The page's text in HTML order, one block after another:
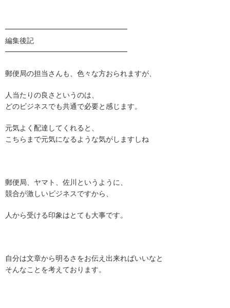
━━━━━━━━━━━━━━━━━
編集後記
━━━━━━━━━━━━━━━━━
郵便局の担当さんも、色々な方おられますが、
人当たりの良さというのは、
どのビジネスでも共通で必要と感じます。
元気よく配達してくれると、
こちらまで元気になるような気がしますしね
郵便局、ヤマト、佐川というように、
競合が激しいビジネスですから、
人から受ける印象はとても大事です。
自分は文章から明るさをお伝え出来ればいいなと
そんなことを考えております。